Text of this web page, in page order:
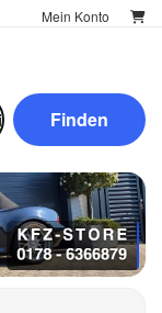
Mein Konto
Finden